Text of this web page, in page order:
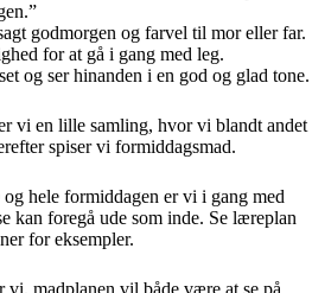
godmorgen og farvel til mor eller far.
for at gå i gang med leg.
og ser hinanden i en god og glad tone.
vi en lille samling, hvor vi blandt andet
spiser vi formiddagsmad.
hele formiddagen er vi i gang med
kan foregå ude som inde. Se læreplan
for eksempler.
vi, madplanen vil både være at se på